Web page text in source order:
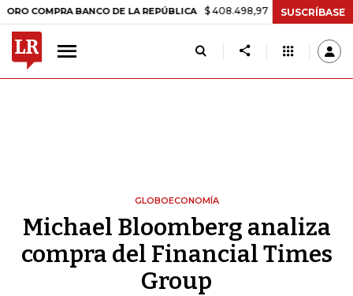
BANCO DE LA REPÚBLICA $ 408.498,97 +$ 8.753,81 +2,19%
SUSCRÍBASE
GLOBOECONOMÍA
Michael Bloomberg analiza
compra del Financial Times
Group